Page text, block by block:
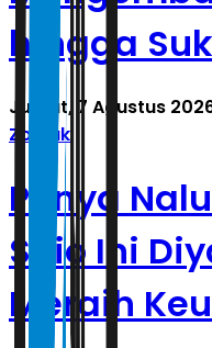
hingga
Jumat, 7 Agustus
Zodiak
Punya
Shio Ini
Meraih